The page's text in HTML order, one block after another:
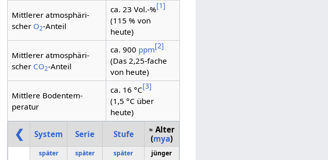
Mittlerer atmo­sphä­ri­
scher O2-Anteil
ca. 23 Vol.-%[1]
(115 % von
heute)
Mittlerer atmo­sphä­ri­
scher CO2-Anteil
ca. 900 ppm[2]
(Das 2,25-fache
von heute)
Mittlere Bodentem­
peratur
ca. 16 °C[3]
(1,5 °C über
heute)
❮ System Serie Stufe
≈ Alter
(mya)
später später später jünger